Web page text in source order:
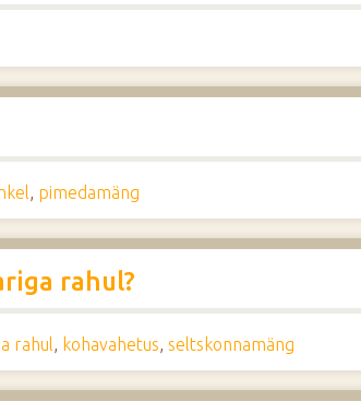
, pimedamäng
rahul?
rahul, kohavahetus, seltskonnamäng